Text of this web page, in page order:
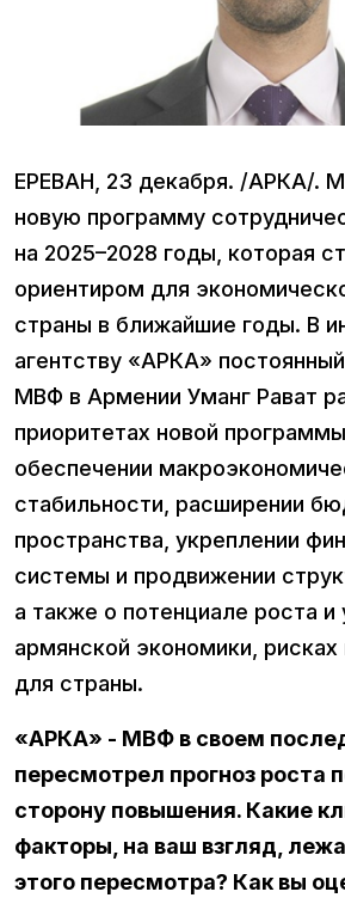
ЕРЕВАН, 23 декабря. /АРКА/.
новую программу
на 2025–2028 годы, которая
ориентиром для
страны в ближайшие годы. В
агентству «АРКА»
МВФ в Армении Уманг Рават
приоритетах новой
обеспечении
стабильности, расширении
пространства, укреплении
системы и продвижении
а также о потенциале роста и
армянской экономики,
для страны.
«АРКА» - МВФ в своем
пересмотрел прогноз роста
сторону повышения. Какие
факторы, на ваш взгляд,
этого пересмотра? Как вы